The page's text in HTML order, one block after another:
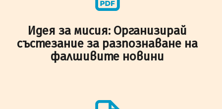
Идея за мисия: Организирай
състезание за разпознаване на
фалшивите новини